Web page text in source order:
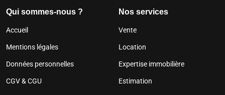
Qui sommes-nous ?
Accueil
Mentions légales
Données personnelles
CGV & CGU
Nos services
Vente
Location
Expertise immobilière
Estimation